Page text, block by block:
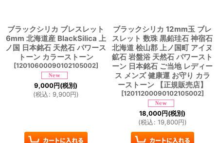
ブラックシリカ ブレスレット
6mm 北海道産 BlackSilica 上
ノ国 日本銘石 天然石 パワース
トーン カラーストーン
[12010600090102105002]
9,000円(税別)
(税込: 9,900円)
ブラックシリカ 12mm玉 ブレ
スレット 数珠 黒鉛珪石 神宿石
北海道 桧山郡 上ノ国町 アイヌ
鉱石 岩盤浴 天然石 パワースト
ーン 日本銘石 ご当地 レディー
ス メンズ 健康運 お守り カラ
ーストーン 【正規販売店】
[12011200090102105002]
18,000円(税別)
(税込: 19,800円)